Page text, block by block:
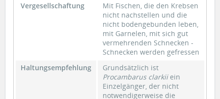
Vergesellschaftung
Mit Fischen, die den Krebsen
nicht nachstellen und die
nicht bodengebunden leben,
mit Garnelen, mit sich gut
vermehrenden Schnecken -
Schnecken werden gefressen
Haltungsempfehlung
Grundsätzlich ist
Procambarus clarkiiein
Einzelgänger, der nicht
notwendigerweise die